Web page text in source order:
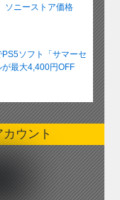
ニーストア価格
ソフト「サマーセ
最大4,400円OFF
ウント